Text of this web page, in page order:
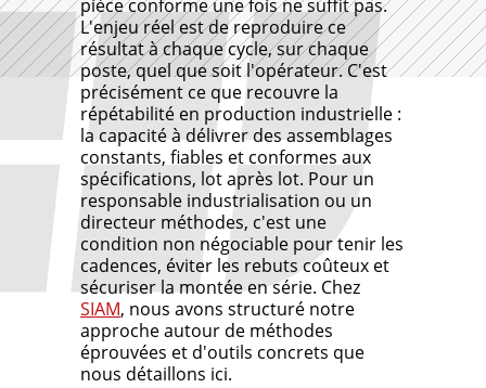
pièce conforme une fois ne suffit pas.
L'enjeu réel est de reproduire ce
résultat à chaque cycle, sur chaque
poste, quel que soit l'opérateur. C'est
précisément ce que recouvre la
répétabilité en production industrielle :
la capacité à délivrer des assemblages
constants, fiables et conformes aux
spécifications, lot après lot. Pour un
responsable industrialisation ou un
directeur méthodes, c'est une
condition non négociable pour tenir les
cadences, éviter les rebuts coûteux et
sécuriser la montée en série. Chez
SIAM, nous avons structuré notre
approche autour de méthodes
éprouvées et d'outils concrets que
nous détaillons ici.